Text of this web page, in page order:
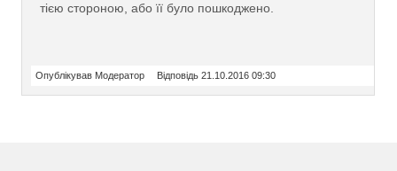
тією стороною, або її було пошкоджено.
Опублікував Модератор Відповідь 21.10.2016 09:30